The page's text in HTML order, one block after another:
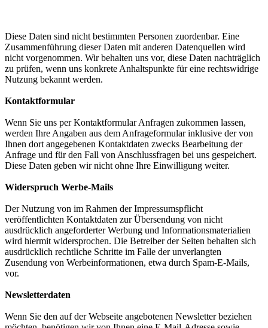
Diese Daten sind nicht bestimmten Personen zuordenbar. Eine
Zusammenführung dieser Daten mit anderen Datenquellen wird
nicht vorgenommen. Wir behalten uns vor, diese Daten nachträglich
zu prüfen, wenn uns konkrete Anhaltspunkte für eine rechtswidrige
Nutzung bekannt werden.
Kontaktformular
Wenn Sie uns per Kontaktformular Anfragen zukommen lassen,
werden Ihre Angaben aus dem Anfrageformular inklusive der von
Ihnen dort angegebenen Kontaktdaten zwecks Bearbeitung der
Anfrage und für den Fall von Anschlussfragen bei uns gespeichert.
Diese Daten geben wir nicht ohne Ihre Einwilligung weiter.
Widerspruch Werbe-Mails
Der Nutzung von im Rahmen der Impressumspflicht
veröffentlichten Kontaktdaten zur Übersendung von nicht
ausdrücklich angeforderter Werbung und Informationsmaterialien
wird hiermit widersprochen. Die Betreiber der Seiten behalten sich
ausdrücklich rechtliche Schritte im Falle der unverlangten
Zusendung von Werbeinformationen, etwa durch Spam-E-Mails,
vor.
Newsletterdaten
Wenn Sie den auf der Webseite angebotenen Newsletter beziehen